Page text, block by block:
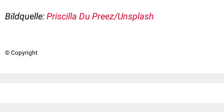
Bildquelle:Priscilla Du Preez/Unsplash
© Copyright